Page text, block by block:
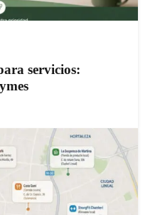
servicios: